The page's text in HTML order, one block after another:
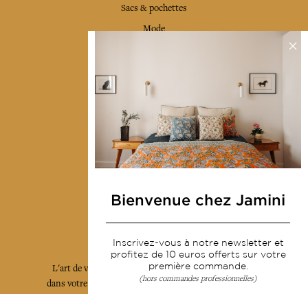
Sacs & pochettes
Mode
Livraison & retour
CGV
Devenir revendeur
Notre communauté
L'art de vivre JAMINI raconté avec poésie et élégance
dans votre boîte mail. Inscrivez vous à notre newsletter
Bienvenue chez Jamini
Inscrivez-vous à notre newsletter et
profitez de 10 euros offerts sur votre
première commande.
(hors commandes professionnelles)